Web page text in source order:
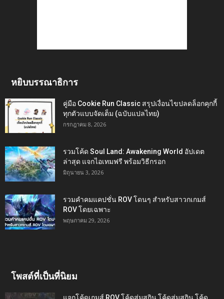
หยิบบรรณาธิการ
คู่มือ Cookie Run Classic สรุปเงื่อนไขปลดล็อกคุกกี้
ทุกตัวแบบจัดเต็ม (ฉบับแปลไทย)
กรกฎาคม 8, 2026
รวมโค้ด Soul Land: Awakening World อัปเดต
ล่าสุด แจกไอเทมฟรี พร้อมวิธีกรอก
มิถุนายน 3, 2026
รวมคำคมแคปชั่น ROV โดนๆ สำหรับสาวกเกมส์
ROV โดยเฉพาะ
พฤษภาคม 29, 2026
โพสต์ที่เป็นที่นิยม